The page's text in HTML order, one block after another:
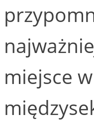
miejsce